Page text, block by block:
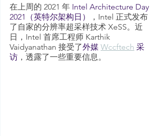
在上周的 2021 年 Intel Architecture Day
2021（英特尔架构日）
，Intel 正式发布
了自家的分辨率超采样技术 XeSS。近
日，Intel 首席工程师 Karthik
Vaidyanathan 接受了外媒 Wccftech 采
访 ，透露了一些重要信息。